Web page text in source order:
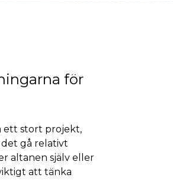
för
ett stort projekt,
gå relativt
altanen själv eller
att tänka